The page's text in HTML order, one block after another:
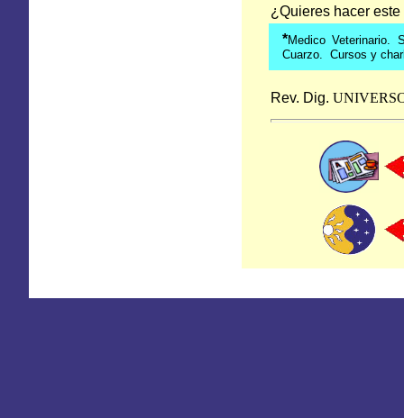
¿Quieres hacer
*Medico Veterinario.
Cuarzo. Cursos y
Rev. Dig.